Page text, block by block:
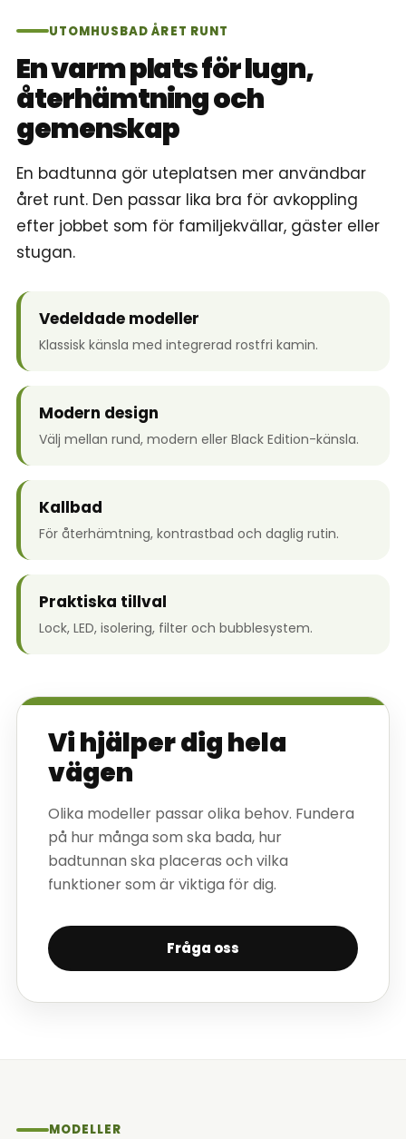
UTOMHUSBAD ÅRET RUNT
En varm plats för lugn,
återhämtning och
gemenskap
En badtunna gör uteplatsen mer användbar
året runt. Den passar lika bra för avkoppling
efter jobbet som för familjekvällar, gäster eller
stugan.
Vedeldade modeller
Klassisk känsla med integrerad rostfri kamin.
Modern design
Välj mellan rund, modern eller Black Edition-känsla.
Kallbad
För återhämtning, kontrastbad och daglig rutin.
Praktiska tillval
Lock, LED, isolering, filter och bubblesystem.
Vi hjälper dig hela
vägen
Olika modeller passar olika behov. Fundera
på hur många som ska bada, hur
badtunnan ska placeras och vilka
funktioner som är viktiga för dig.
Fråga oss
MODELLER